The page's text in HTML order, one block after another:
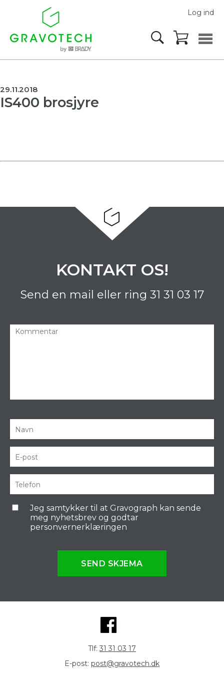
Log ind
29.11.2018
IS400 brosjyre
KONTAKT OS!
Send en mail eller ring 31 31 03 17
Jeg samtykker til at Gravograph kan sende
meg nyhetsbrev og godtar
personvernerklæringen
SEND SKJEMA
Tlf: 31 31 03 17
E-post: post@gravotech.dk